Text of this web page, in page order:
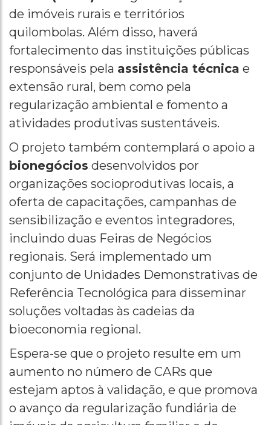
de imóveis rurais e territórios
quilombolas. Além disso, haverá
fortalecimento das instituições públicas
responsáveis pela assistência técnica e
extensão rural, bem como pela
regularização ambiental e fomento a
atividades produtivas sustentáveis.
O projeto também contemplará o apoio a
bionegócios desenvolvidos por
organizações socioprodutivas locais, a
oferta de capacitações, campanhas de
sensibilização e eventos integradores,
incluindo duas Feiras de Negócios
regionais. Será implementado um
conjunto de Unidades Demonstrativas de
Referência Tecnológica para disseminar
soluções voltadas às cadeias da
bioeconomia regional.
Espera-se que o projeto resulte em um
aumento no número de CARs que
estejam aptos à validação, e que promova
o avanço da regularização fundiária de